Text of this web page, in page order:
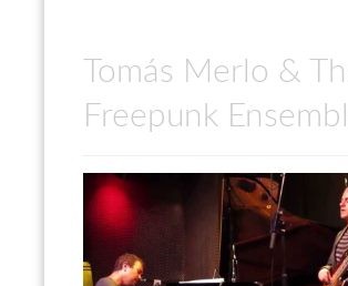
Tomás Merlo &
Freepunk